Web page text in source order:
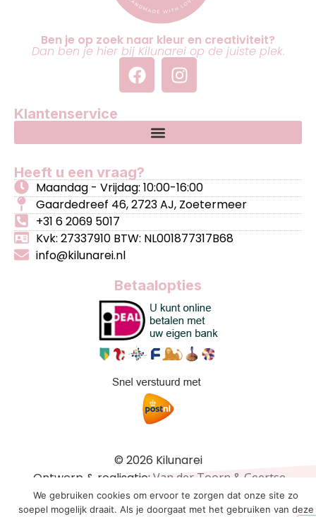
Ben je op zoek naar kleur en creativiteit?
Dan ben je hier bij Kilunarei op de juiste plek.
Klantenservice
Heeft u een vraag?
Maandag - Vrijdag: 10:00-16:00
Gaardedreef 46, 2723 AJ, Zoetermeer
+31 6 2069 5017
Kvk: 27337910 BTW: NL001877317B68
info@kilunarei.nl
Betaalopties
© 2026 Kilunarei
Ontwerp & realisatie:Van der Toorn & Geertse
We gebruiken cookies om ervoor te zorgen dat onze site zo
soepel mogelijk draait. Als je doorgaat met het gebruiken van deze